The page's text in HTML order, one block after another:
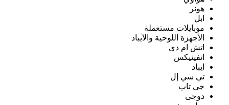
هونر
ابل
موبايلات مستعملة
الأجهزة اللوحية والآيباد
اتش ام دى
انفينيكس
ايباد
تي سي إل
جي تاب
دوجى